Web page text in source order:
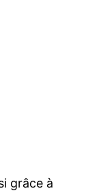
grâce à